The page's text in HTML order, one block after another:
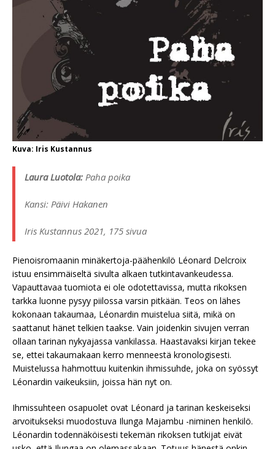
Kuva: Iris Kustannus
Laura Luotola: Paha poika
Kansi: Päivi Hakanen
Iris Kustannus 2021, 175 sivua
Pienoisromaanin minäkertoja-päähenkilö Léonard Delcroix
istuu ensimmäiseltä sivulta alkaen tutkintavankeudessa.
Vapauttavaa tuomiota ei ole odotettavissa, mutta rikoksen
tarkka luonne pysyy piilossa varsin pitkään. Teos on lähes
kokonaan takaumaa, Léonardin muistelua siitä, mikä on
saattanut hänet telkien taakse. Vain joidenkin sivujen verran
ollaan tarinan nykyajassa vankilassa. Haastavaksi kirjan tekee
se, ettei takaumakaan kerro menneestä kronologisesti.
Muistelussa hahmottuu kuitenkin ihmissuhde, joka on syössyt
Léonardin vaikeuksiin, joissa hän nyt on.
Ihmissuhteen osapuolet ovat Léonard ja tarinan keskeiseksi
arvoitukseksi muodostuva Ilunga Majambu -niminen henkilö.
Léonardin todennäköisesti tekemän rikoksen tutkijat eivät